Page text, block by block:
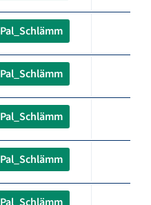
Pal_Schlämm
Pal_Schlämm
Pal_Schlämm
Pal_Schlämm